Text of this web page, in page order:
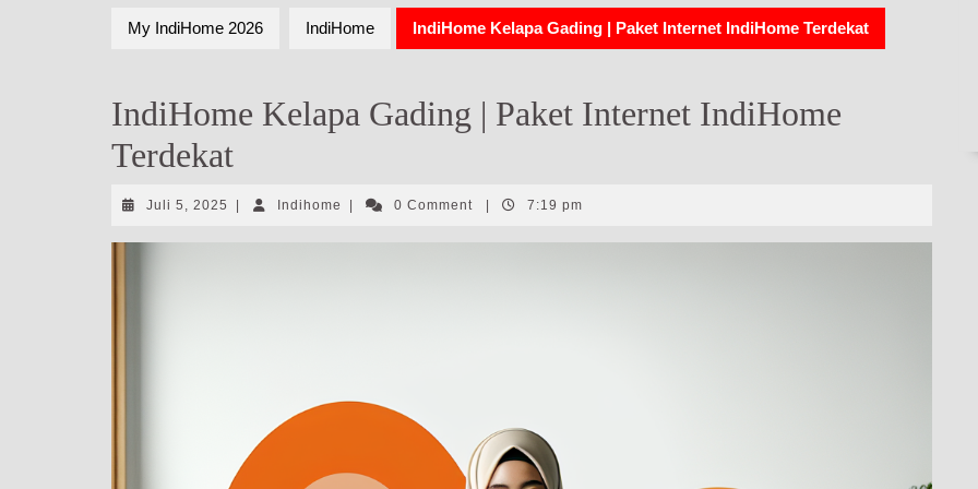
My IndiHome 2026 IndiHome IndiHome Kelapa Gading | Paket Internet IndiHome Terdekat
IndiHome Kelapa Gading | Paket Internet IndiHome
Terdekat
Juli 5, 2025 Juli
Indihome Indihome0 Comment 7:19 pm